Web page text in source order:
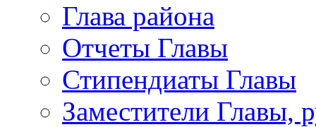
Глава района
Отчеты Главы
Стипендиаты Главы
Заместители Главы,